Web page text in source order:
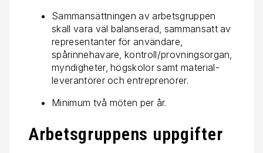
Sammansättningen av arbetsgruppen
skall vara väl balanserad, sammansatt av
representanter för användare,
spårinnehavare, kontroll/provningsorgan,
myndigheter, högskolor samt material-
leverantörer och entreprenörer.
Minimum två möten per år.
Arbetsgruppens uppgifter